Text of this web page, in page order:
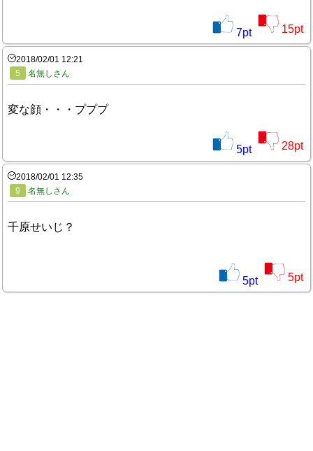
7pt 15pt
2018/02/01 12:21
5
名無しさん
変な顔・・・プププ
5pt 28pt
2018/02/01 12:35
9
名無しさん
千原せいじ？
5pt 5pt